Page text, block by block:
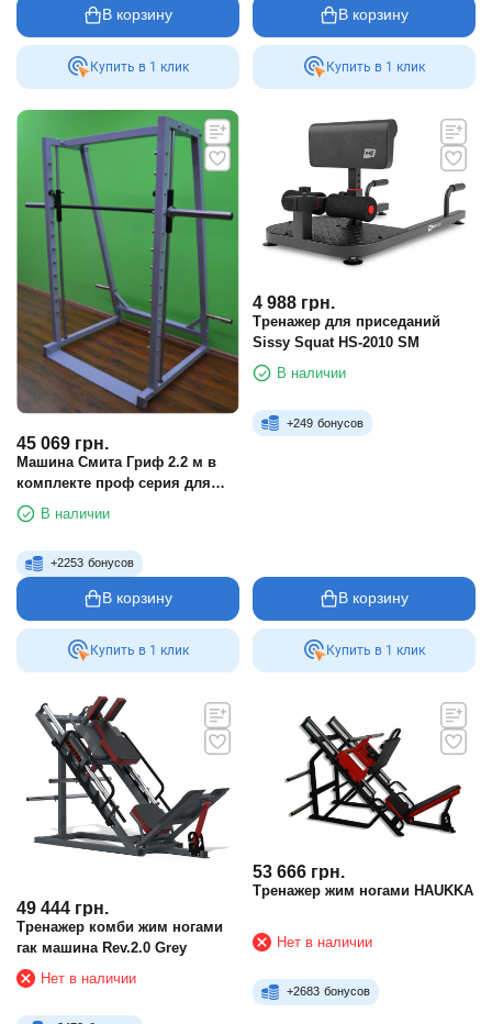
В корзину
Купить в 1 клик
В корзину
Купить в 1 клик
45 069 грн.
Машина Смита Гриф 2.2 м в
комплекте проф серия для
зала
В наличии
+2253 бонусов
В корзину
Купить в 1 клик
4 988 грн.
Тренажер для приседаний
Sissy Squat HS-2010 SM
В наличии
+249 бонусов
В корзину
Купить в 1 клик
49 444 грн.
Тренажер комби жим ногами
гак машина Rev.2.0 Grey
Нет в наличии
53 666 грн.
Тренажер жим ногами HAUKKA
Нет в наличии
+2683 бонусов